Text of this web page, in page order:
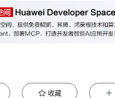
收藏